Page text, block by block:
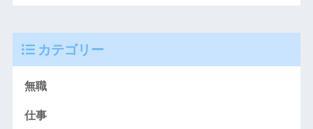
カテゴリー
無職
仕事